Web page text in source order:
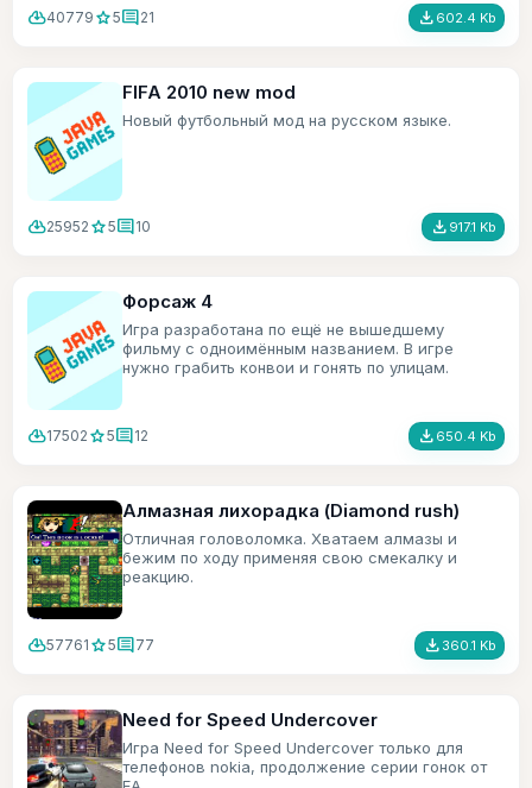
cloud_download40779 star5comment21 file_download 602.4 Kb
FIFA 2010 new mod
Новый футбольный мод на русском языке.
cloud_download25952 star5comment10 file_download 917.1 Kb
Форсаж 4
Игра разработана по ещё не вышедшему
фильму с одноимённым названием. В игре
нужно грабить конвои и гонять по улицам.
cloud_download17502 star5comment12 file_download 650.4 Kb
Алмазная лихорадка (Diamond rush)
Отличная головоломка. Хватаем алмазы и
бежим по ходу применяя свою смекалку и
реакцию.
cloud_download57761 star5comment77 file_download 360.1 Kb
Need for Speed Undercover
Игра Need for Speed Undercover только для
телефонов nokia, продолжение серии гонок от